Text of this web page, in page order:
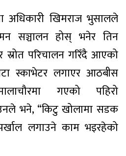
अधिकारी खिमराज भुसालले
सञ्चालन होस् भनेर तिन
परिचालन गरिँदै आएको
स्काभेटर लगाएर आठबीस
गएको पहिरो
भने, “किटु खोलामा सडक
लगाउने काम भइरहेको